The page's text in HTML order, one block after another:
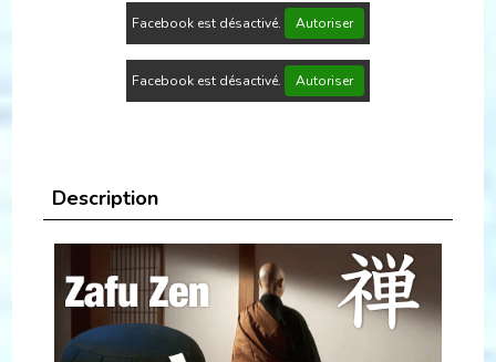
Facebook est désactivé. Autoriser
Facebook est désactivé. Autoriser
Description